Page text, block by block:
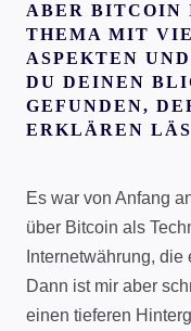
ABER BITCOIN
HEMA MIT
SPEKTEN UND
U DEINEN
EFUNDEN,
RKLÄREN
Es war von Anfang
über Bitcoin als
Internetwährung,
Dann ist mir aber
einen tieferen